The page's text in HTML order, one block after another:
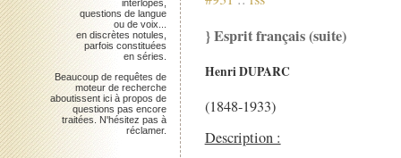
} Esprit français (suite)
Henri DUPARC
(1848-1933)
Description :
interlopes,
questions de langue
ou de voix...
en discrètes notules,
parfois constituées
en séries.
Beaucoup de requêtes de
moteur de recherche
aboutissent ici à propos de
questions pas encore
traitées. N'hésitez pas à
réclamer.